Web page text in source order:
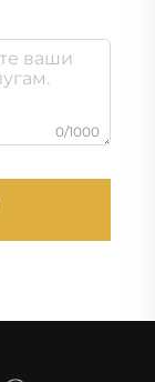
0/1000